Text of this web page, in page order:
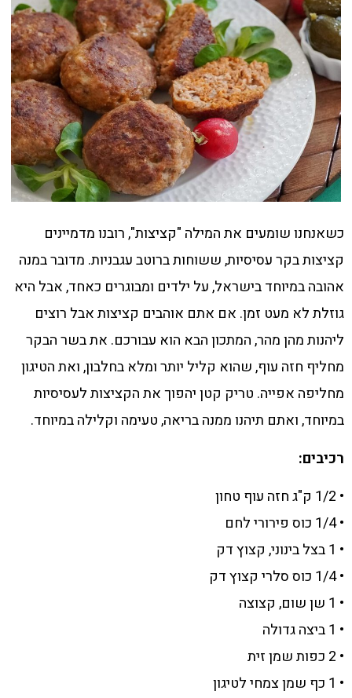
כשאנחנו שומעים את המילה "קציצות", רובנו מדמיינים
קציצות בקר עסיסיות, ששוחות ברוטב עגבניות. מדובר במנה
אהובה במיוחד בישראל, על ילדים ומבוגרים כאחד, אבל היא
גוזלת לא מעט זמן. אם אתם אוהבים קציצות אבל רוצים
ליהנות מהן מהר, המתכון הבא הוא עבורכם. את בשר הבקר
מחליף חזה עוף, שהוא קליל יותר ומלא בחלבון, ואת הטיגון
מחליפה אפייה. טריק קטן יהפוך את הקציצות לעסיסיות
במיוחד, ואתם תיהנו ממנה בריאה, טעימה וקלילה במיוחד.
רכיבים:
• 1/2 ק"ג חזה עוף טחון
• 1/4 כוס פירורי לחם
• 1 בצל בינוני, קצוץ דק
• 1/4 כוס סלרי קצוץ דק
• 1 שן שום, קצוצה
• 1 ביצה גדולה
• 2 כפות שמן זית
• 1 כף שמן צמחי לטיגון